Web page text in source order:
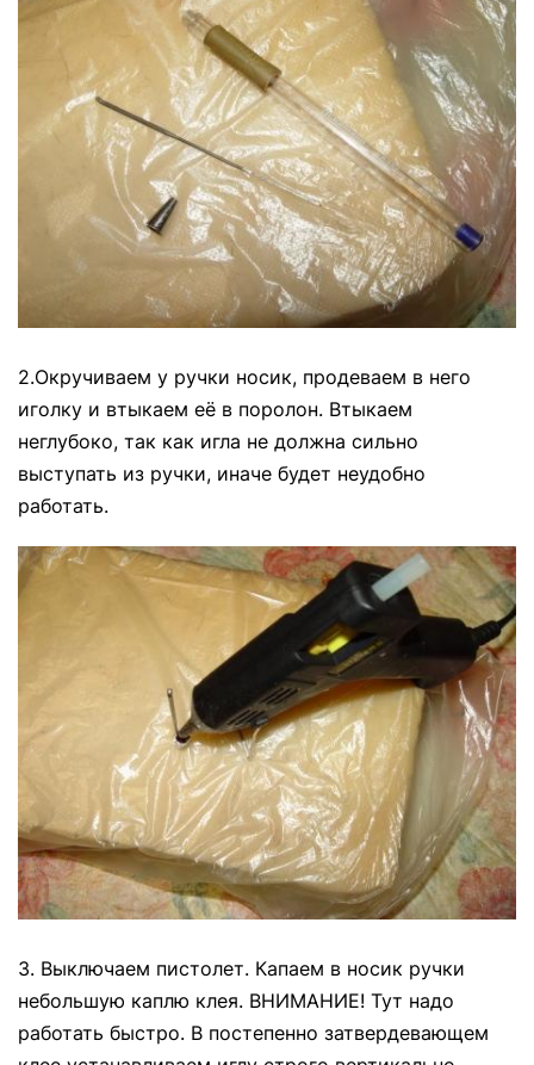
2.Окручиваем у ручки носик, продеваем в него
иголку и втыкаем её в поролон. Втыкаем
неглубоко, так как игла не должна сильно
выступать из ручки, иначе будет неудобно
работать.
3. Выключаем пистолет. Капаем в носик ручки
небольшую каплю клея. ВНИМАНИЕ! Тут надо
работать быстро. В постепенно затвердевающем